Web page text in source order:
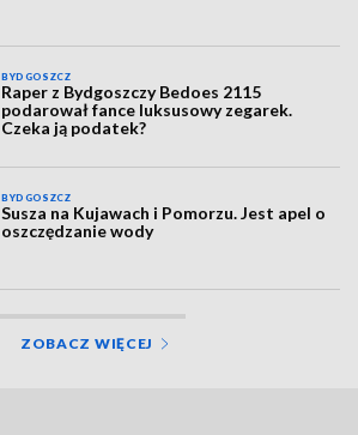
BYDGOSZCZ
Raper z Bydgoszczy Bedoes 2115
podarował fance luksusowy zegarek.
Czeka ją podatek?
BYDGOSZCZ
Susza na Kujawach i Pomorzu. Jest apel o
oszczędzanie wody
ZOBACZ WIĘCEJ